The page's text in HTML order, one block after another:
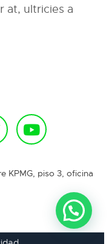
at, ultricies a
KPMG, piso 3, oficina